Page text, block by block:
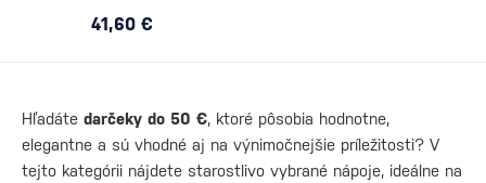
41,60 €
Hľadáte darčeky do 50 €, ktoré pôsobia hodnotne,
elegantne a sú vhodné aj na výnimočnejšie príležitosti? V
tejto kategórii nájdete starostlivo vybrané nápoje, ideálne na